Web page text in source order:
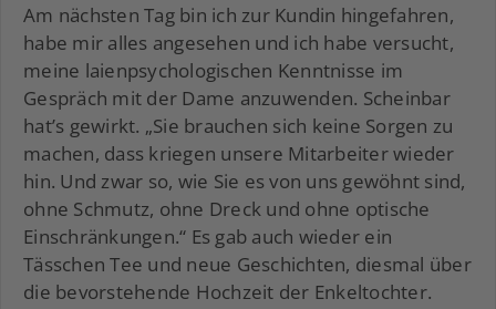
Am nächsten Tag bin ich zur Kundin hingefahren,
habe mir alles angesehen und ich habe versucht,
meine laienpsychologischen Kenntnisse im
Gespräch mit der Dame anzuwenden. Scheinbar
hat’s gewirkt. „Sie brauchen sich keine Sorgen zu
machen, dass kriegen unsere Mitarbeiter wieder
hin. Und zwar so, wie Sie es von uns gewöhnt sind,
ohne Schmutz, ohne Dreck und ohne optische
Einschränkungen.“ Es gab auch wieder ein
Tässchen Tee und neue Geschichten, diesmal über
die bevorstehende Hochzeit der Enkeltochter.